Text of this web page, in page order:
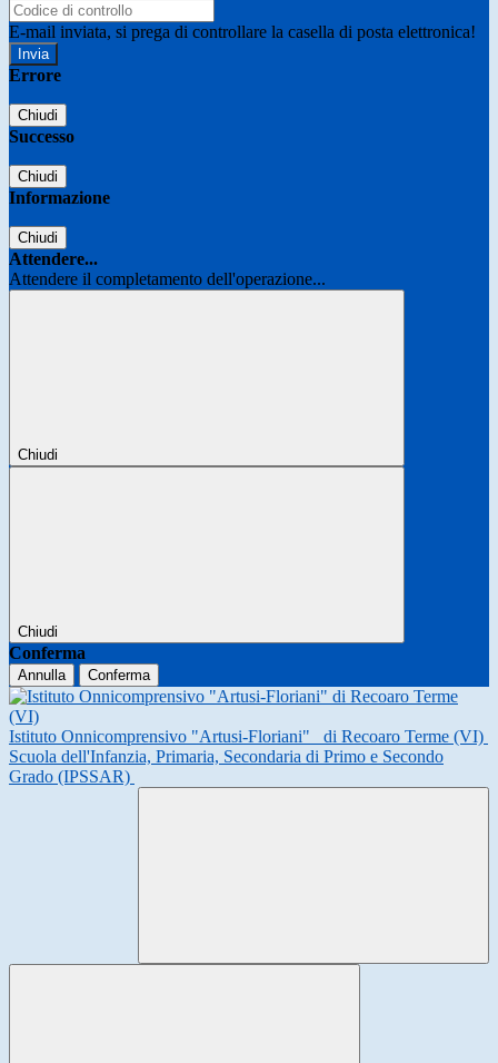
E-mail inviata, si prega di controllare la casella di posta elettronica!
Errore
Chiudi
Successo
Chiudi
Informazione
Chiudi
Attendere...
Attendere il completamento dell'operazione...
Chiudi
Chiudi
Conferma
Annulla Conferma
Istituto Onnicomprensivo "Artusi-Floriani"
di Recoaro Terme (VI)
Scuola dell'Infanzia, Primaria, Secondaria di Primo e Secondo
Grado (IPSSAR)